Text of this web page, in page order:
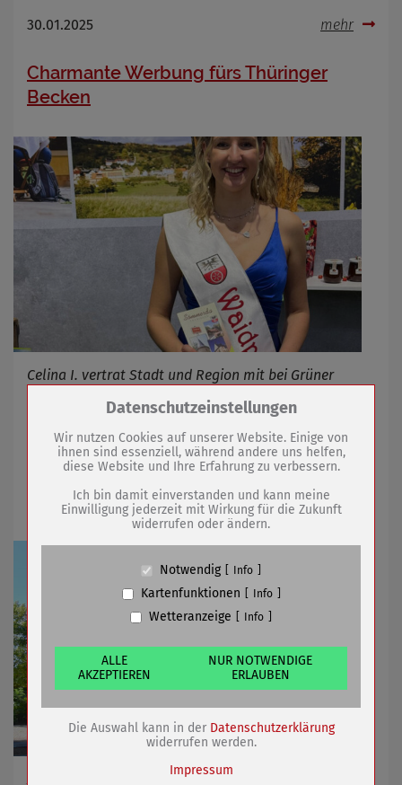
30.01.2025 mehr
Charmante Werbung fürs Thüringer
Becken
Celina I. vertrat Stadt und Region mit bei Grüner
24.01.2025 mehr
Winterferienprogramm 2025
Abwechslungsreiche Angebote im Schüler-Freizeit-
Zum Betrieb der Seite notwendige Cookies /
Name
PHP Session Cookie
Anbieter
Eigentümer dieser Website (Wenko-
Wenselaar GmbH & Co. KG)
Absicherung Kontaktformular / SPAM
Cookiespeicherung Entscheidungscookie
Anbieter
Eigentümer dieser Website (Wenko-
Wenselaar GmbH & Co. KG)
Zweck
Speichert die Einstellungen der Besucher
bezüglich der Speicherung von Cookies.
Cookie Name
dywc
Cookie Laufzeit
1 Jahr
Datenschutzeinstellungen
Wir nutzen Cookies auf unserer Website. Einige von
ihnen sind essenziell, während andere uns helfen,
diese Website und Ihre Erfahrung zu verbessern.
Ich bin damit einverstanden und kann meine
Einwilligung jederzeit mit Wirkung für die Zukunft
widerrufen oder ändern.
Notwendig Info
Kartenfunktionen Info
Wetteranzeige Info
ALLE
AKZEPTIEREN
NUR NOTWENDIGE
ERLAUBEN
Die Auswahl kann in der Datenschutzerklärung
widerrufen werden.
Impressum